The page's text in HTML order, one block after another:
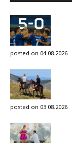
posted on 04.08.2026
posted on 03.08.2026